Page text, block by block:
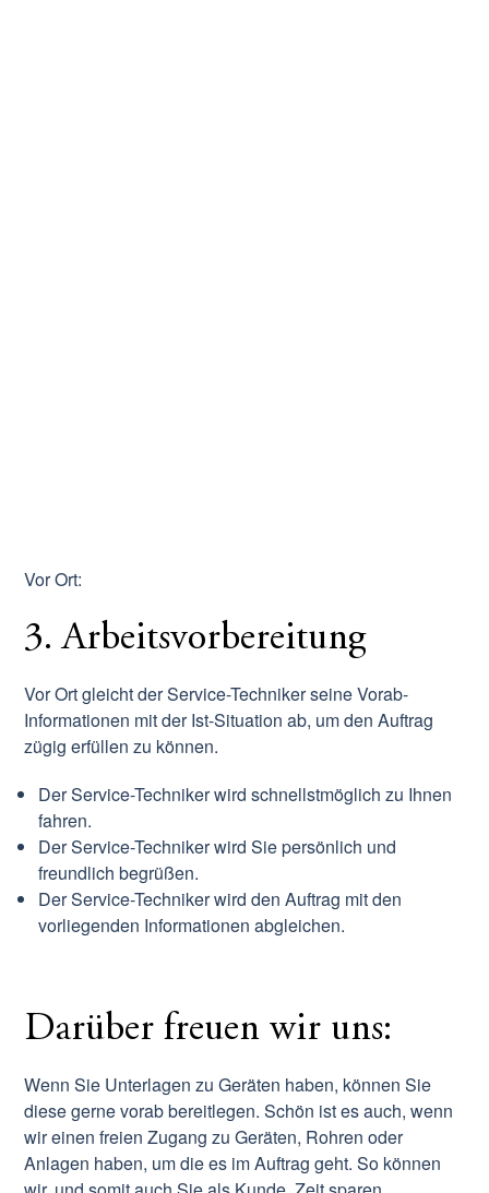
Vor Ort:
3. Arbeitsvorbereitung
Vor Ort gleicht der Service-Techniker seine Vorab-
Informationen mit der Ist-Situation ab, um den Auftrag
zügig erfüllen zu können.
Der Service-Techniker wird schnellstmöglich zu Ihnen
fahren.
Der Service-Techniker wird Sie persönlich und
freundlich begrüßen.
Der Service-Techniker wird den Auftrag mit den
vorliegenden Informationen abgleichen.
Darüber freuen wir uns:
Wenn Sie Unterlagen zu Geräten haben, können Sie
diese gerne vorab bereitlegen. Schön ist es auch, wenn
wir einen freien Zugang zu Geräten, Rohren oder
Anlagen haben, um die es im Auftrag geht. So können